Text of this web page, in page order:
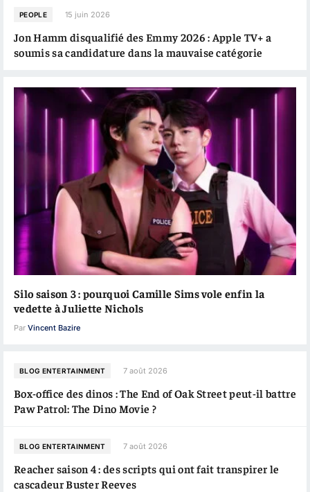
PEOPLE 15 juin 2026
Jon Hamm disqualifié des Emmy 2026 : Apple TV+ a
soumis sa candidature dans la mauvaise catégorie
Silo saison 3 : pourquoi Camille Sims vole enfin la
vedette à Juliette Nichols
Par Vincent Bazire
BLOG ENTERTAINMENT 7 août 2026
Box-office des dinos : The End of Oak Street peut-il battre
Paw Patrol: The Dino Movie ?
BLOG ENTERTAINMENT 7 août 2026
Reacher saison 4 : des scripts qui ont fait transpirer le
cascadeur Buster Reeves